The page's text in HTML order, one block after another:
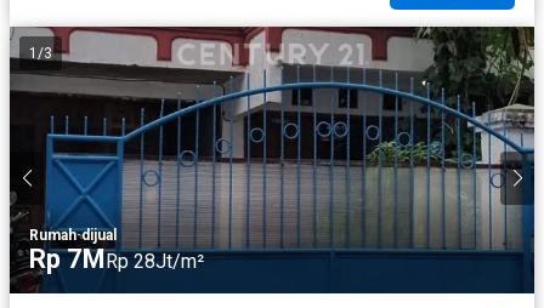
1 /3
Rumah·dijual
Rp 7MRp 28Jt/m²